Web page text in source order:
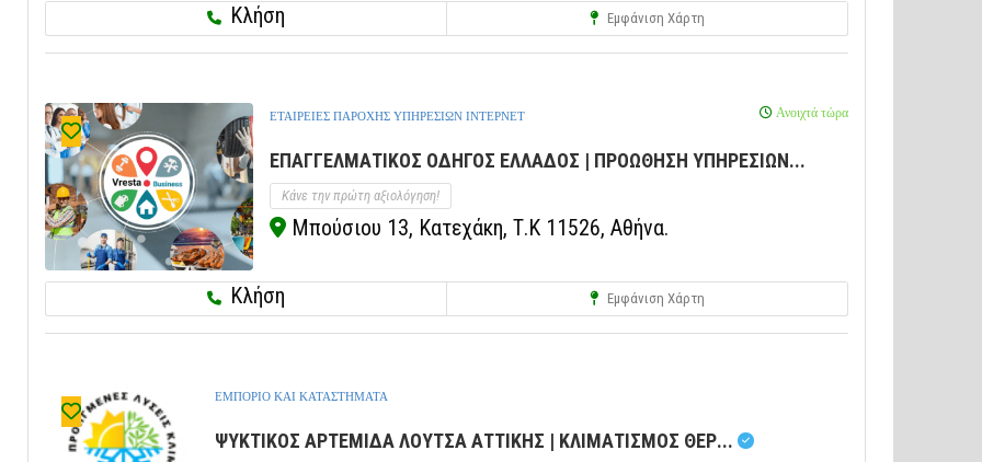
Κλήση
Εμφάνιση Χάρτη
ΕΤΑΙΡΕΙΕΣ ΠΑΡΟΧΗΣ ΥΠΗΡΕΣΙΩΝ ΙΝΤΕΡΝΕΤ Ανοιχτά τώρα
ΕΠΑΓΓΕΛΜΑΤΙΚΟΣ ΟΔΗΓΟΣ ΕΛΛΑΔΟΣ | ΠΡΟΩΘΗΣΗ ΥΠΗΡΕΣΙΩΝ...
Κάνε την πρώτη αξιολόγηση!
Μπούσιου 13, Κατεχάκη, Τ.Κ 11526, Αθήνα.
Κλήση Εμφάνιση Χάρτη
ΕΜΠΟΡΙΟ ΚΑΙ ΚΑΤΑΣΤΗΜΑΤΑ
ΨΥΚΤΙΚΟΣ ΑΡΤΕΜΙΔΑ ΛΟΥΤΣΑ ΑΤΤΙΚΗΣ | ΚΛΙΜΑΤΙΣΜΟΣ ΘΕΡ...